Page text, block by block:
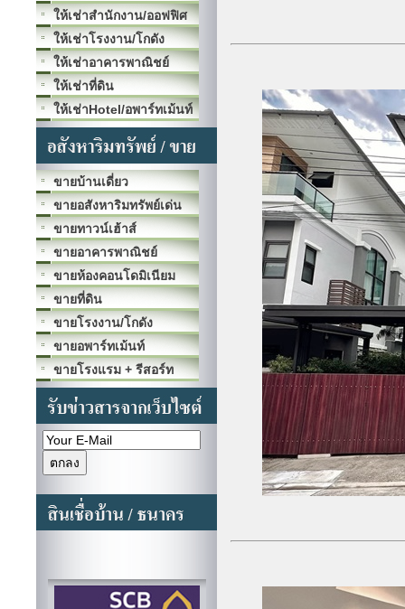
ให้เช่าสำนักงาน/ออฟฟิศ
ให้เช่าโรงงาน/โกดัง
ให้เช่าอาคารพาณิชย์
ให้เช่าที่ดิน
ให้เช่าHotel/อพาร์ทเม้นท์
ขายบ้านเดี่ยว
ขายอสังหาริมทรัพย์เด่น
ขายทาวน์เฮ้าส์
ขายอาคารพาณิชย์
ขายห้องคอนโดมิเนียม
ขายที่ดิน
ขายโรงงาน/โกดัง
ขายอพาร์ทเม้นท์
ขายโรงแรม + รีสอร์ท